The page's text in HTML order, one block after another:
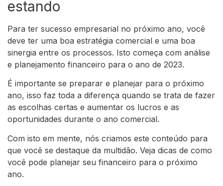
estando
Para ter sucesso empresarial no próximo ano, você
deve ter uma boa estratégia comercial e uma boa
sinergia entre os processos. Isto começa com análise
e planejamento financeiro para o ano de 2023.
É importante se preparar e planejar para o próximo
ano, isso faz toda a diferença quando se trata de fazer
as escolhas certas e aumentar os lucros e as
oportunidades durante o ano comercial.
Com isto em mente, nós criamos este conteúdo para
que você se destaque da multidão. Veja dicas de como
você pode planejar seu financeiro para o próximo
ano.